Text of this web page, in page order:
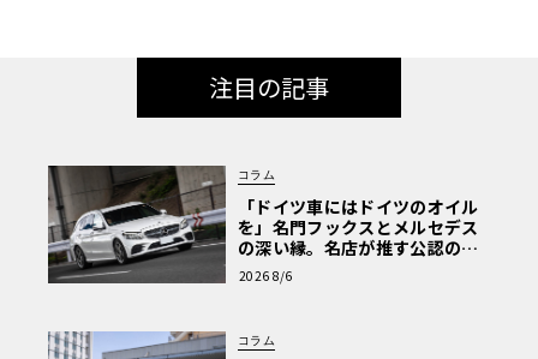
注目の記事
コラム
「ドイツ車にはドイツのオイル
を」名門フックスとメルセデス
の深い縁。名店が推す公認の安
心と、Cクラスで味わうシルキー
な走り〈PR〉
2026 8/6
コラム